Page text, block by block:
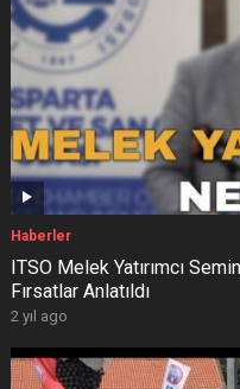
Haberler
ITSO Melek Yatırımcı
Fırsatlar Anlatıldı
2 yıl ago